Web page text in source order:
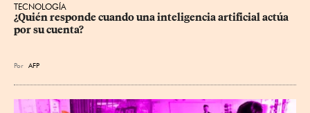
TECNOLOGÍA
¿Quién responde cuando una inteligencia artificial actúa
por su cuenta?
Por AFP